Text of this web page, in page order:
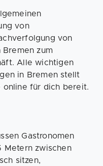
von
von
zum
Alle wichtigen
in Bremen stellt
online für dich bereit.
Gastronomen
Metern zwischen
sitzen,